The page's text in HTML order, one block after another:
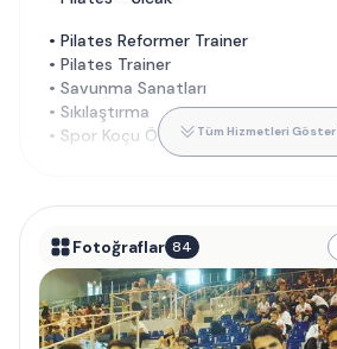
• Pilates Reformer Trainer
• Pilates Trainer
• Savunma Sanatları
• Sıkılaştırma
• Spor Koçu Özel DersTüm Hizmetleri Göster
Fotoğraflar 84